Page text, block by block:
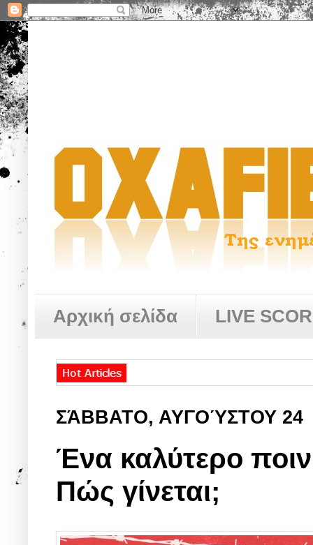
Αρχική σελίδα LIVE
ΣΆΒΒΑΤΟ, ΑΥΓΟΎΣΤΟΥ 24
Ένα καλύτερο
Πώς γίνεται;